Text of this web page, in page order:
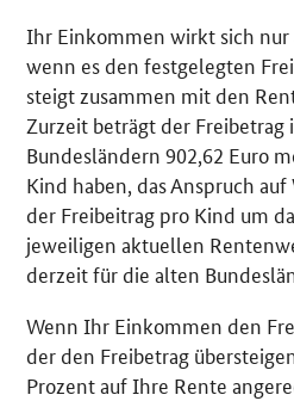
Ihr Einkommen wirkt sich nur
wenn es den festgelegten
steigt zusammen mit den
Zurzeit beträgt der Freibetrag
Bundesländern 902,62 Euro
Kind haben, das Anspruch
der Freibeitrag pro Kind um
jeweiligen aktuellen
derzeit für die alten
Wenn Ihr Einkommen den
der den Freibetrag
Prozent auf Ihre Rente